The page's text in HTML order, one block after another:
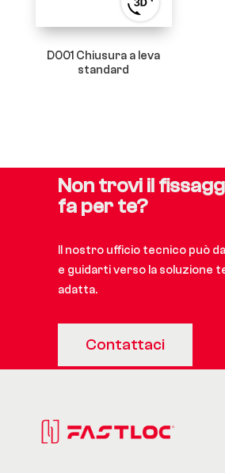
View
3D
product
D001 Chiusura a leva
standard
Non trovi il
fa per te?
Il nostro ufficio tecnico può
e guidarti verso la soluzione
adatta.
Contattaci